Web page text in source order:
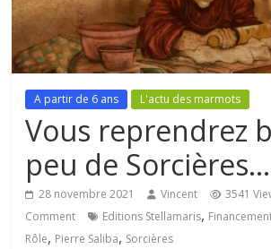
A partir de 6 ans L'actu des marmots
Vous reprendrez
peu de Sorcières…
28 novembre 2021 Vincent 3541
Comment
Editions Stellamaris,
Rôle, Pierre Saliba, Sorcières